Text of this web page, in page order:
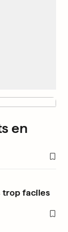
en
trop faciles